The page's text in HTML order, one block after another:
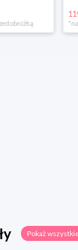
*najniższa cena
Pokaż